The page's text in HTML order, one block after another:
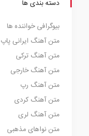
دسته بندی ها
بیوگرافی خواننده ها
متن آهنگ ایرانی پاپ
متن آهنگ ترکی
متن آهنگ خارجی
متن آهنگ رپ
متن آهنگ کردی
متن آهنگ لری
متن نواهای مذهبی